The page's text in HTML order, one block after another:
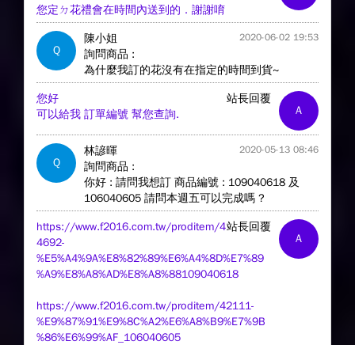
您定ㄉ花禮會在時間內送到的．謝謝唷
Q
陳小姐 2020-06-02 19:53
詢問商品 :
為什麼我訂的花沒有在指定的時間到貨~
A
站長回覆
您好
可以給我 訂單編號 幫您查詢.
Q
林諺暉 2020-05-13 08:46
詢問商品 :
你好 : 請問我想訂 商品編號 : 109040618 及
106040605 請問本週五可以完成嗎 ?
A
站長回覆
https://www.f2016.com.tw/proditem/4
4692-
%E5%A4%9A%E8%82%89%E6%A4%8D%E7%89
%A9%E8%A8%AD%E8%A8%88109040618
https://www.f2016.com.tw/proditem/42111-
%E9%87%91%E9%8C%A2%E6%A8%B9%E7%9B
%86%E6%99%AF_106040605